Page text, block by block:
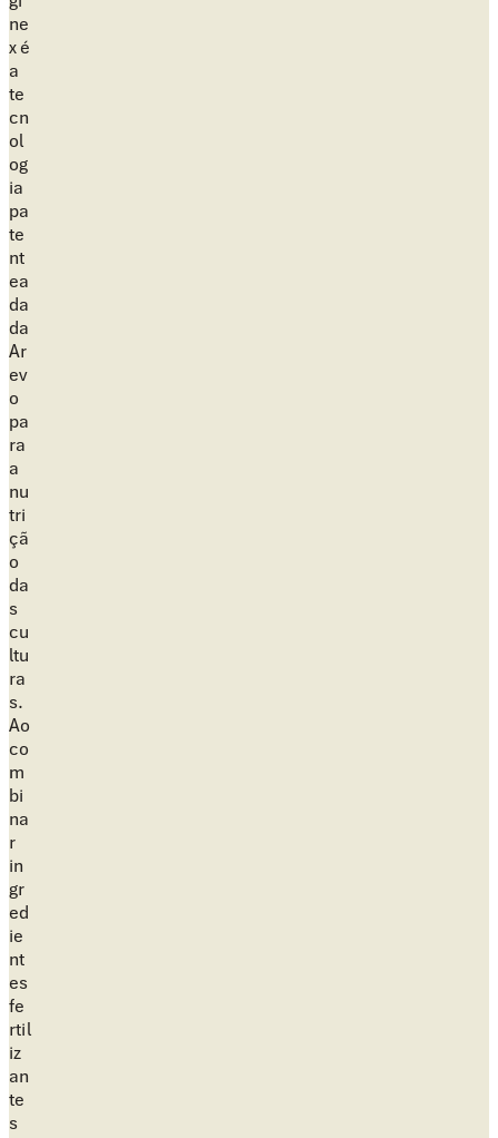
ne
x é
a
te
cn
ol
og
ia
pa
te
nt
ea
da
da
Ar
ev
o
pa
ra
a
nu
tri
çã
o
da
s
cu
ltu
ra
s.
Ao
co
m
bi
na
r
in
gr
ed
ie
nt
es
fe
rtil
iz
an
te
s